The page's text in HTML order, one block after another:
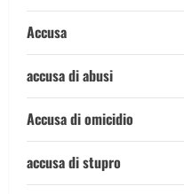
Accusa
accusa di abusi
Accusa di omicidio
accusa di stupro